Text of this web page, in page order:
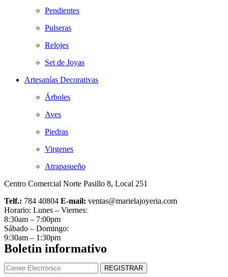
Pendientes
Pulseras
Relojes
Set de Joyas
Artesanías Decorativas
Árboles
Aves
Piedras
Virgenes
Atrapasueño
Centro Comercial Norte Pasillo 8, Local 251
Telf.: 784 40804 E-mail: ventas@marielajoyeria.com
Horario: Lunes – Viernes:
8:30am – 7:00pm
Sábado – Domingo:
9:30am – 1:30pm
Boletin informativo